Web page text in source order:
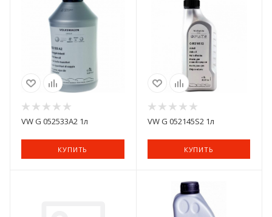
VW G 052533A2 1л
КУПИТЬ
VW G 052145S2 1л
КУПИТЬ